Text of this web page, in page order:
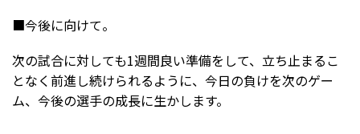
■今後に向けて。
次の試合に対しても1週間良い準備をして、立ち止まるこ
となく前進し続けられるように、今日の負けを次のゲー
ム、今後の選手の成長に生かします。